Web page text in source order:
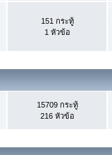
151 กระทู้
1 หัวข้อ
15709 กระทู้
216 หัวข้อ